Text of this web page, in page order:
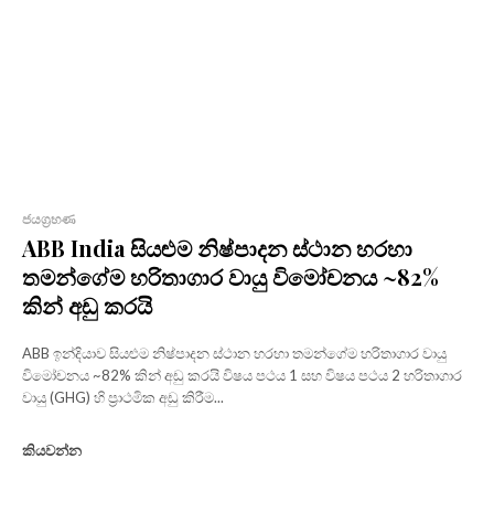
ජයග්‍රහණ
ABB India සියළුම නිෂ්පාදන ස්ථාන හරහා
තමන්ගේම හරිතාගාර වායු විමෝචනය ~82%
කින් අඩු කරයි
ABB ඉන්දියාව සියළුම නිෂ්පාදන ස්ථාන හරහා තමන්ගේම හරිතාගාර වායු
විමෝචනය ~82% කින් අඩු කරයි විෂය පථය 1 සහ විෂය පථය 2 හරිතාගාර
වායු (GHG) හි ප්‍රාථමික අඩු කිරීම...
කියවන්න